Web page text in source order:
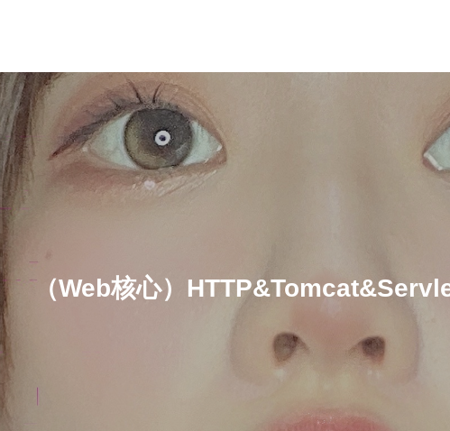
（Web核心）